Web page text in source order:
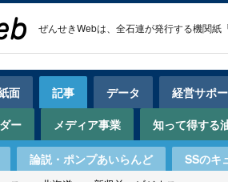
ぜんせきWeb
面 記事 データ 経営サポ
ー
メディア事業 知って得する
論説・ポンプあいらんど SSのキ